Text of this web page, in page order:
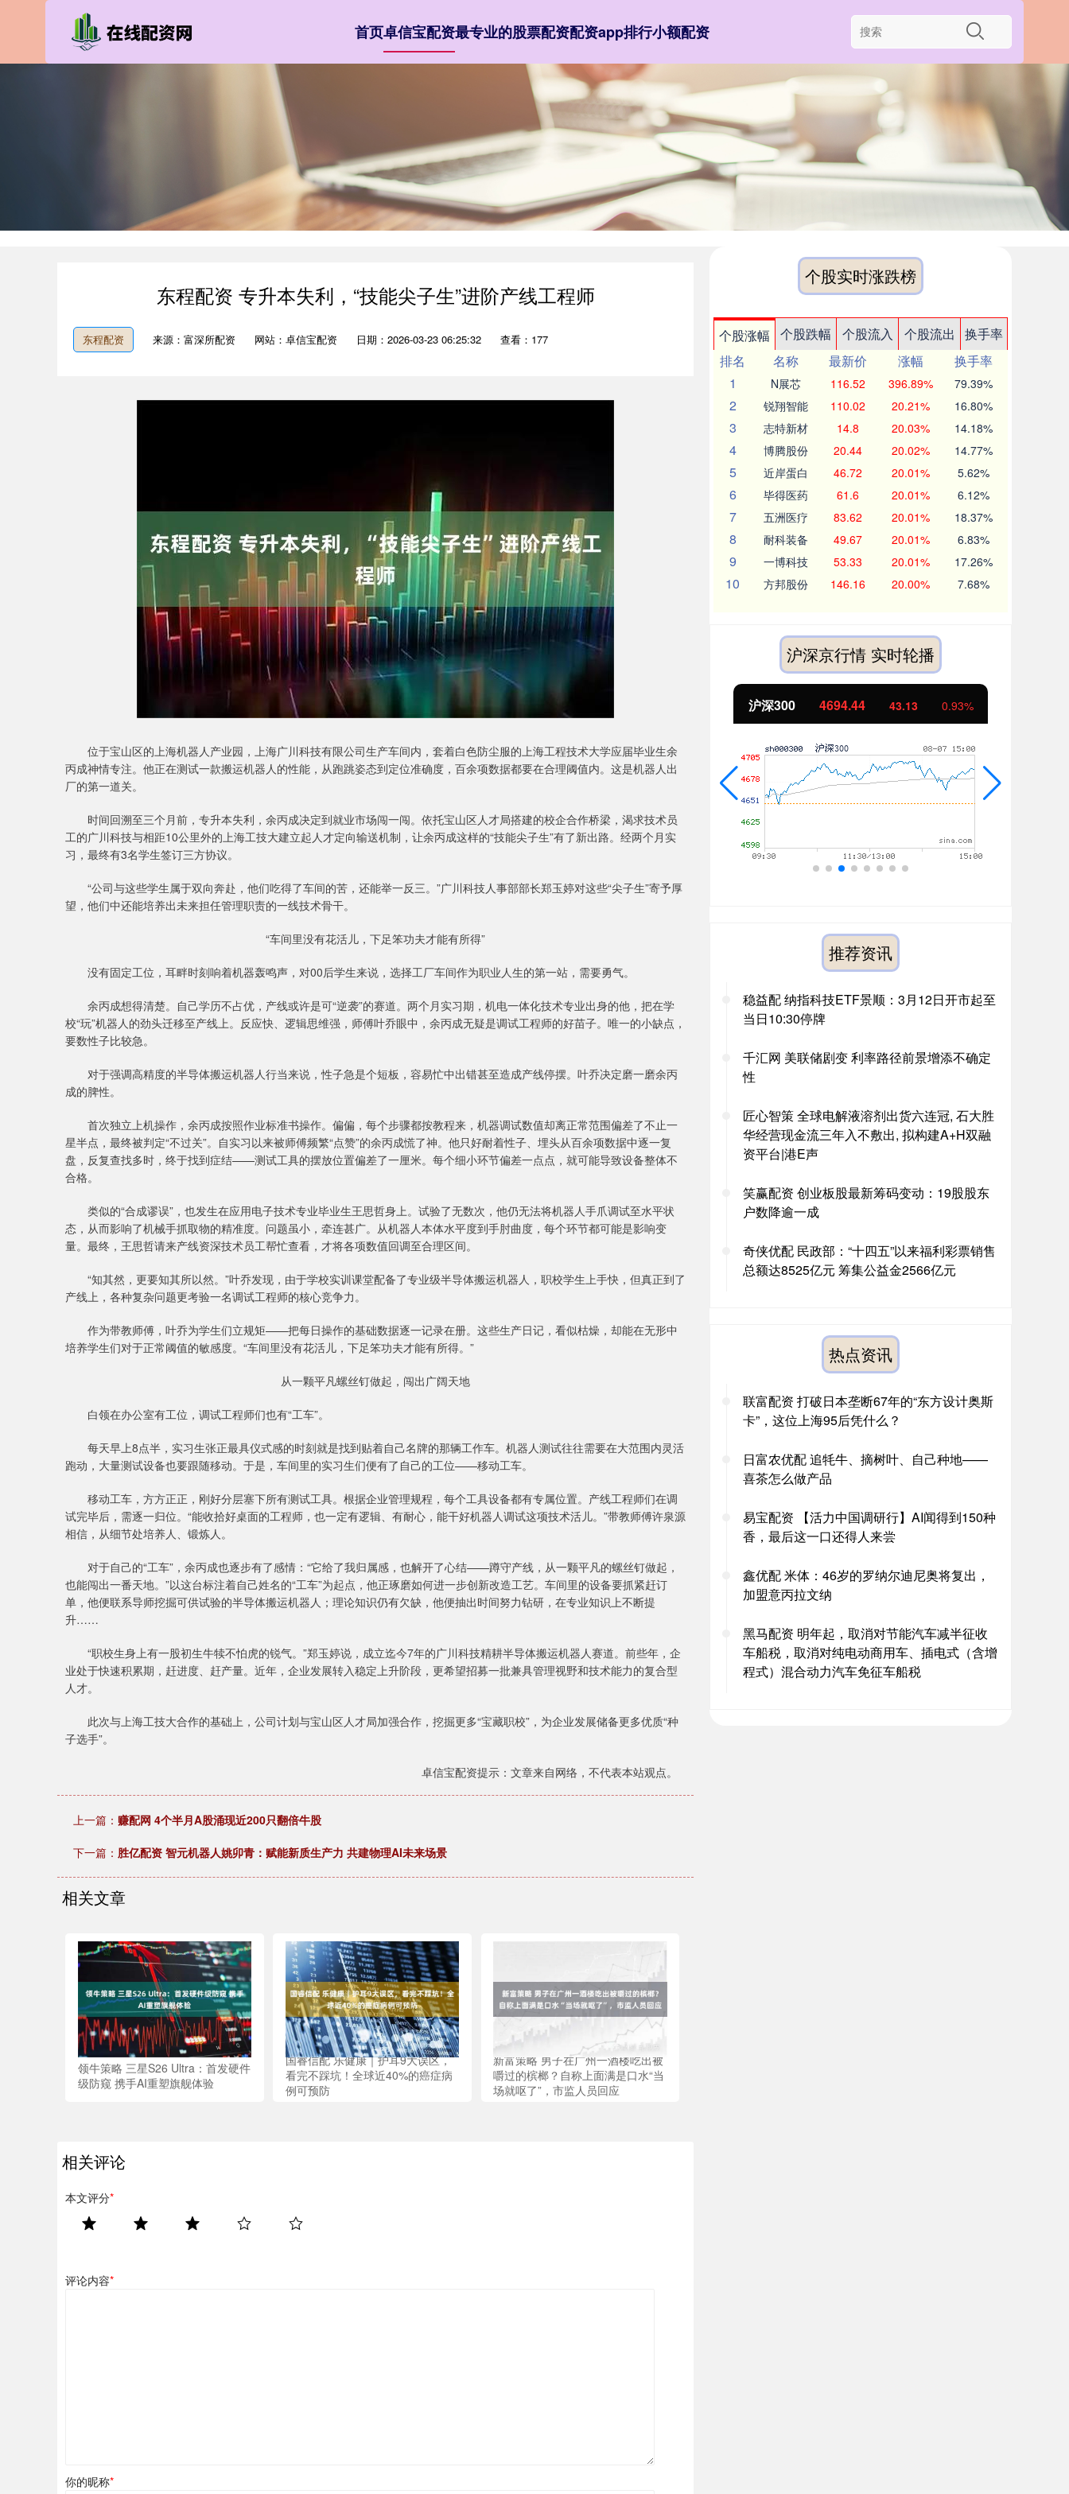
首页卓信宝配资最专业的股票配资配资app排行小额配资
东程配资 专升本失利，“技能尖子生”进阶产线工程师
东程配资 来源：富深所配资 网站：卓信宝配资 日期：2026-03-23 06:25:32 查看：177
位于宝山区的上海机器人产业园，上海广川科技有限公司生产车间内，套着白色防尘服的上海工程技术大学应届毕业生余
丙成神情专注。他正在测试一款搬运机器人的性能，从跑跳姿态到定位准确度，百余项数据都要在合理阈值内。这是机器人出
厂的第一道关。
时间回溯至三个月前，专升本失利，余丙成决定到就业市场闯一闯。依托宝山区人才局搭建的校企合作桥梁，渴求技术员
工的广川科技与相距10公里外的上海工技大建立起人才定向输送机制，让余丙成这样的“技能尖子生”有了新出路。经两个月实
习，最终有3名学生签订三方协议。
“公司与这些学生属于双向奔赴，他们吃得了车间的苦，还能举一反三。”广川科技人事部部长郑玉婷对这些“尖子生”寄予厚
望，他们中还能培养出未来担任管理职责的一线技术骨干。
“车间里没有花活儿，下足笨功夫才能有所得”
没有固定工位，耳畔时刻响着机器轰鸣声，对00后学生来说，选择工厂车间作为职业人生的第一站，需要勇气。
余丙成想得清楚。自己学历不占优，产线或许是可“逆袭”的赛道。两个月实习期，机电一体化技术专业出身的他，把在学
校“玩”机器人的劲头迁移至产线上。反应快、逻辑思维强，师傅叶乔眼中，余丙成无疑是调试工程师的好苗子。唯一的小缺点，
要数性子比较急。
对于强调高精度的半导体搬运机器人行当来说，性子急是个短板，容易忙中出错甚至造成产线停摆。叶乔决定磨一磨余丙
成的脾性。
首次独立上机操作，余丙成按照作业标准书操作。偏偏，每个步骤都按教程来，机器调试数值却离正常范围偏差了不止一
星半点，最终被判定“不过关”。自实习以来被师傅频繁“点赞”的余丙成慌了神。他只好耐着性子、埋头从百余项数据中逐一复
盘，反复查找多时，终于找到症结——测试工具的摆放位置偏差了一厘米。每个细小环节偏差一点点，就可能导致设备整体不
合格。
类似的“合成谬误”，也发生在应用电子技术专业毕业生王思哲身上。试验了无数次，他仍无法将机器人手爪调试至水平状
态，从而影响了机械手抓取物的精准度。问题虽小，牵连甚广。从机器人本体水平度到手肘曲度，每个环节都可能是影响变
量。最终，王思哲请来产线资深技术员工帮忙查看，才将各项数值回调至合理区间。
“知其然，更要知其所以然。”叶乔发现，由于学校实训课堂配备了专业级半导体搬运机器人，职校学生上手快，但真正到了
产线上，各种复杂问题更考验一名调试工程师的核心竞争力。
作为带教师傅，叶乔为学生们立规矩——把每日操作的基础数据逐一记录在册。这些生产日记，看似枯燥，却能在无形中
培养学生们对于正常阈值的敏感度。“车间里没有花活儿，下足笨功夫才能有所得。”
从一颗平凡螺丝钉做起，闯出广阔天地
白领在办公室有工位，调试工程师们也有“工车”。
每天早上8点半，实习生张正最具仪式感的时刻就是找到贴着自己名牌的那辆工作车。机器人测试往往需要在大范围内灵活
跑动，大量测试设备也要跟随移动。于是，车间里的实习生们便有了自己的工位——移动工车。
移动工车，方方正正，刚好分层塞下所有测试工具。根据企业管理规程，每个工具设备都有专属位置。产线工程师们在调
试完毕后，需逐一归位。“能收拾好桌面的工程师，也一定有逻辑、有耐心，能干好机器人调试这项技术活儿。”带教师傅许泉源
相信，从细节处培养人、锻炼人。
对于自己的“工车”，余丙成也逐步有了感情：“它给了我归属感，也解开了心结——蹲守产线，从一颗平凡的螺丝钉做起，
也能闯出一番天地。”以这台标注着自己姓名的“工车”为起点，他正琢磨如何进一步创新改造工艺。车间里的设备要抓紧赶订
单，他便联系导师挖掘可供试验的半导体搬运机器人；理论知识仍有欠缺，他便抽出时间努力钻研，在专业知识上不断提
升……
“职校生身上有一股初生牛犊不怕虎的锐气。”郑玉婷说，成立迄今7年的广川科技精耕半导体搬运机器人赛道。前些年，企
业处于快速积累期，赶进度、赶产量。近年，企业发展转入稳定上升阶段，更希望招募一批兼具管理视野和技术能力的复合型
人才。
此次与上海工技大合作的基础上，公司计划与宝山区人才局加强合作，挖掘更多“宝藏职校”，为企业发展储备更多优质“种
子选手”。
卓信宝配资提示：文章来自网络，不代表本站观点。
上一篇： 赚配网 4个半月A股涌现近200只翻倍牛股
下一篇： 胜亿配资 智元机器人姚卯青：赋能新质生产力 共建物理AI未来场景
相关文章
领牛策略 三星S26 Ultra：首发硬件
级防窥 携手AI重塑旗舰体验
国睿信配 乐健康｜护耳9大误区，
看完不踩坑！全球近40%的癌症病
例可预防
新富策略 男子在广州一酒楼吃出被
嚼过的槟榔？自称上面满是口水“当
场就呕了”，市监人员回应
相关评论
本文评分*
评论内容*
你的昵称*
个股实时涨跌榜
个股涨幅 个股跌幅 个股流入 个股流出
换手率
排名
名称 最新价 涨幅
换手率
1
N展芯 116.52 396.89% 79.39%
2 锐翔智能 110.02 20.21% 16.80%
3 志特新材 14.8 20.03% 14.18%
4 博腾股份 20.44 20.02% 14.77%
5 近岸蛋白 46.72 20.01% 5.62%
6 毕得医药 61.6 20.01% 6.12%
7 五洲医疗 83.62 20.01% 18.37%
8 耐科装备 49.67 20.01% 6.83%
9 一博科技 53.33 20.01% 17.26%
10 方邦股份 146.16 20.00% 7.68%
沪深京行情 实时轮播
3940.04 39.68 1.02% 深证成指 14311.01 沪深300 4694.44 43.13 0.93%
推荐资讯
稳益配 纳指科技ETF景顺：3月12日开市起至
当日10:30停牌
千汇网 美联储剧变 利率路径前景增添不确定
性
匠心智策 全球电解液溶剂出货六连冠, 石大胜
华经营现金流三年入不敷出, 拟构建A+H双融
资平台|港E声
笑赢配资 创业板股最新筹码变动：19股股东
户数降逾一成
奇侠优配 民政部：“十四五”以来福利彩票销售
总额达8525亿元 筹集公益金2566亿元
热点资讯
联富配资 打破日本垄断67年的“东方设计奥斯
卡”，这位上海95后凭什么？
日富农优配 追牦牛、摘树叶、自己种地——
喜茶怎么做产品
易宝配资 【活力中国调研行】AI闻得到150种
香，最后这一口还得人来尝
鑫优配 米体：46岁的罗纳尔迪尼奥将复出，
加盟意丙拉文纳
黑马配资 明年起，取消对节能汽车减半征收
车船税，取消对纯电动商用车、插电式（含增
程式）混合动力汽车免征车船税